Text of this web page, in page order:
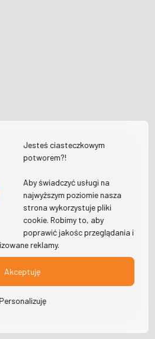
Jesteś ciasteczkowym
potworem?!
Aby świadczyć usługi na
najwyższym poziomie nasza
strona wykorzystuje pliki
cookie. Robimy to, aby
poprawić jakośc przeglądania i
reklamy.
Akceptuję
Personalizuję